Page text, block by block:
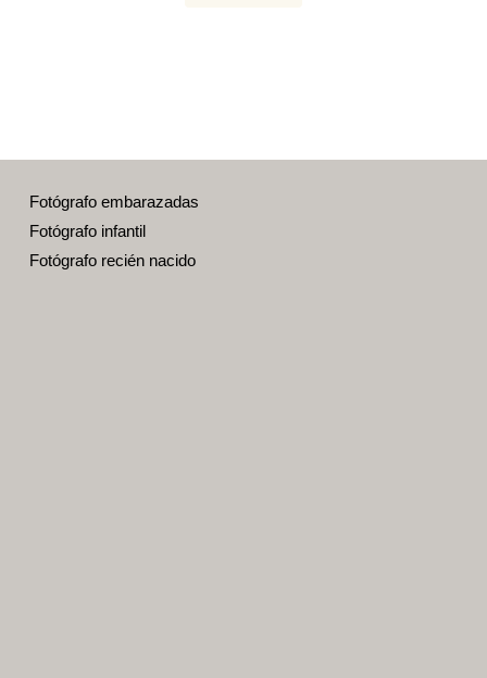
Fotógrafo embarazadas
Fotógrafo infantil
Fotógrafo recién nacido